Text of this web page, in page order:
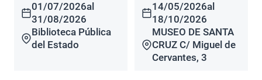
01/07/2026al
31/08/2026
Biblioteca Pública
del Estado
14/05/2026al
18/10/2026
MUSEO DE SANTA
CRUZ C/ Miguel de
Cervantes, 3